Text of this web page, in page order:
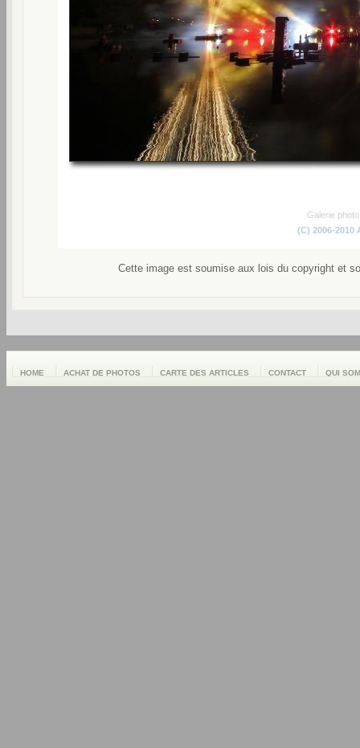
Galerie
(C) 2006-2010
Cette image est soumise aux lois du copyright et
HOME ACHAT DE PHOTOS CARTE DES ARTICLES CONTACT QUI